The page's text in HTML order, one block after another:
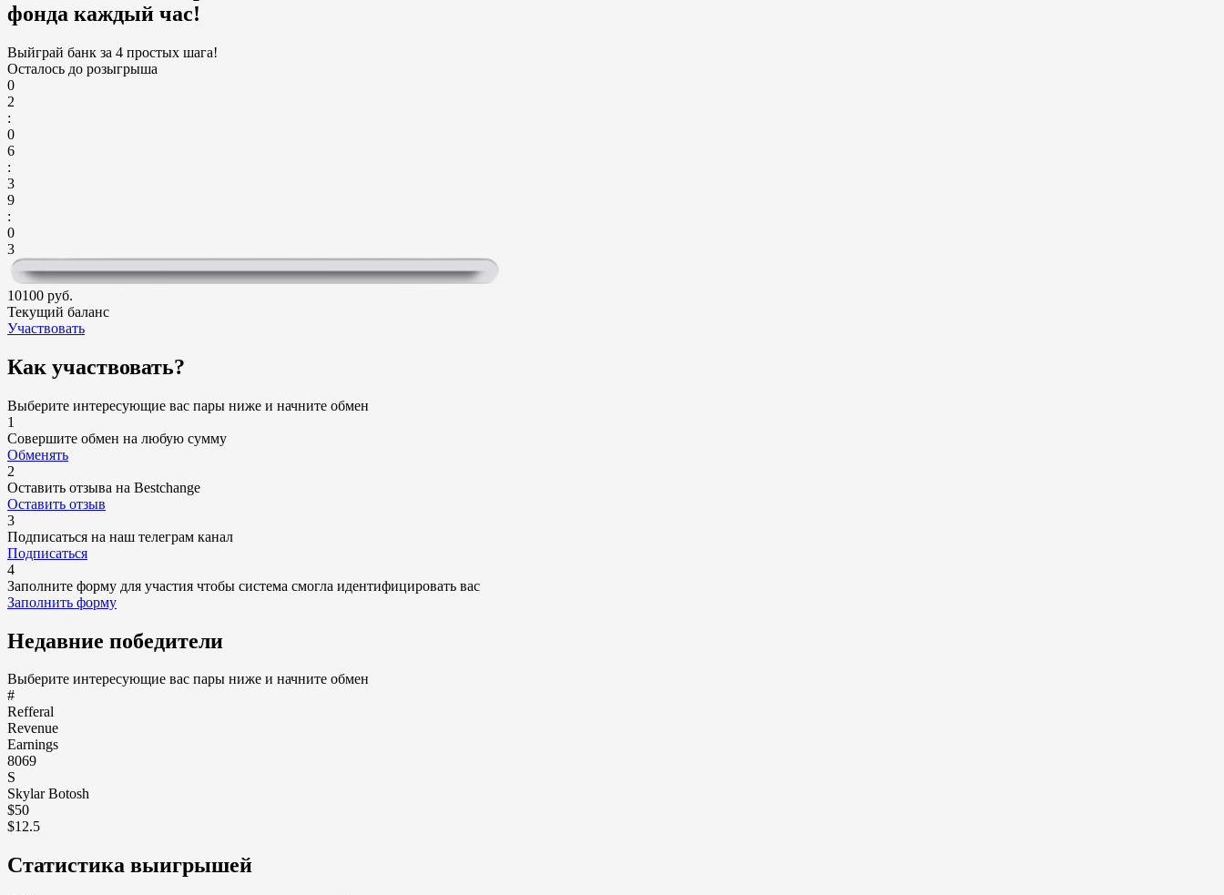
фонда каждый час!
Выйграй банк за 4 простых шага!
Осталось до розыгрыша
0
2
:
0
6
:
3
9
:
0
2
10100 руб.
Текущий баланс
Участвовать
Как участвовать?
Выберите интересующие вас пары ниже и начните обмен
1
Cовершите обмен на любую сумму
Обменять
2
Оставить отзыва на Bestchange
Оставить отзыв
3
Подписаться на наш телеграм канал
Подписаться
4
Заполните форму для участия чтобы система смогла идентифицировать вас
Заполнить форму
Недавние победители
Выберите интересующие вас пары ниже и начните обмен
#
Refferal
Revenue
Earnings
8069
S
Skylar Botosh
$50
$12.5
Статистика выигрышей